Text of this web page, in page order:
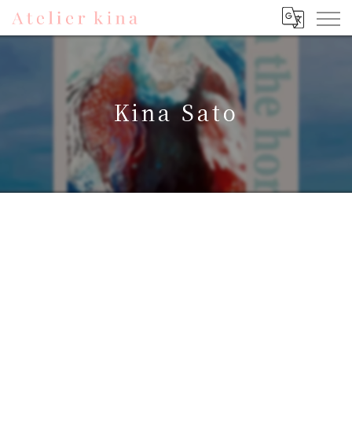
Kina Sato